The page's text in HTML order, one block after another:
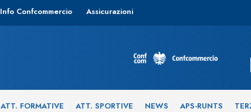
Info Confcommercio Assicurazioni
ATT. FORMATIVE ATT. SPORTIVE NEWS APS-RUNTS